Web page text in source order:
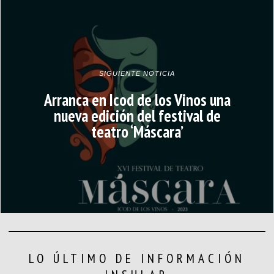
SIGUIENTE NOTICIA
Arranca en Icod de los Vinos una
nueva edición del festival de
teatro ‘Máscara’
LO ÚLTIMO DE INFORMACIÓN